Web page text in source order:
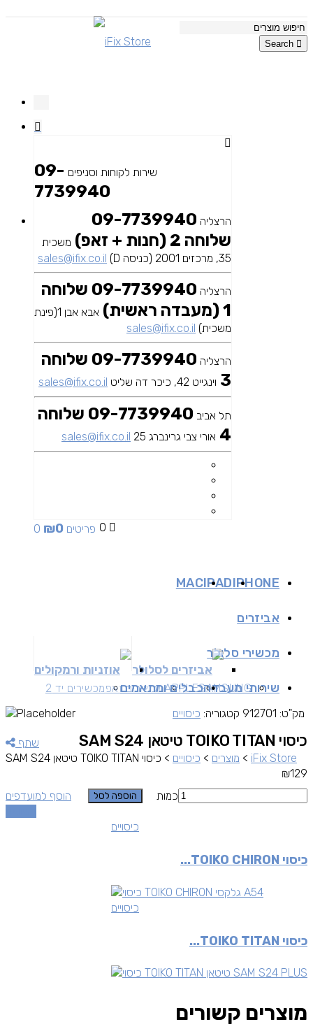
Search
שירות לקוחות וסניפים 09-
7739940
הרצליה 09-7739940
שלוחה 2 (חנות + זאפ)
משכית
35, מרכזים 2001 (כניסה D)
sales@ifix.co.il
הרצליה
09-7739940 שלוחה
1 (מעבדה ראשית)
אבא אבן 1(פינת
משכית) sales@ifix.co.il
הרצליה
09-7739940 שלוחה
3 וינגייט 42, כיכר דה שליט sales@ifix.co.il
תל אביב
09-7739940 שלוחה
4 אורי צבי גרינברג 25 sales@ifix.co.il
0 0 פריטים ₪0
IPHONE
IPAD
MAC
אביזרים
אביזרים לסלולר אוזניות ורמקולים
מכשירי סלולר
SAMSUNG
APPLEמכשירים זאפמכשירים יד 2 שירותי מעבדהכבלים ומתאמים
שתף
iFix Store
> מוצרים > כיסויים > כיסוי TOIKO TITAN טיטאן SAM S24
כיסוי TOIKO TITAN טיטאן SAM S24
₪129
כמות
הוספה לסל
הוסף למועדפים
מק"ט: 912701 קטגוריה: כיסויים
כיסויים
כיסוי TOIKO CHIRON...
כיסויים
כיסוי TOIKO TITAN...
מוצרים קשורים